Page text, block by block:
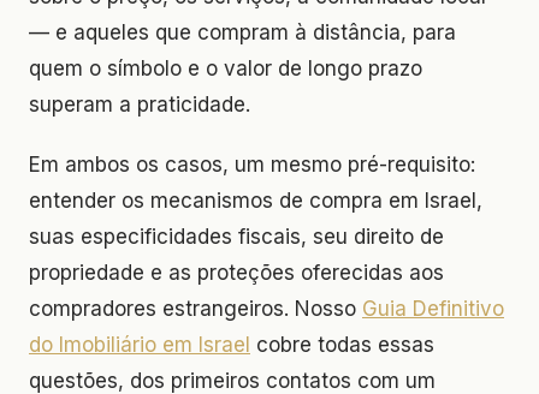
— e aqueles que compram à distância, para
quem o símbolo e o valor de longo prazo
superam a praticidade.
Em ambos os casos, um mesmo pré-requisito:
entender os mecanismos de compra em Israel,
suas especificidades fiscais, seu direito de
propriedade e as proteções oferecidas aos
compradores estrangeiros. Nosso Guia Definitivo
do Imobiliário em Israel cobre todas essas
questões, dos primeiros contatos com um